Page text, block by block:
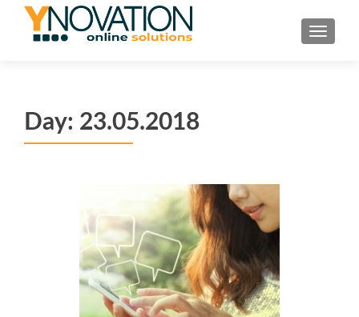
Day: 23.05.2018